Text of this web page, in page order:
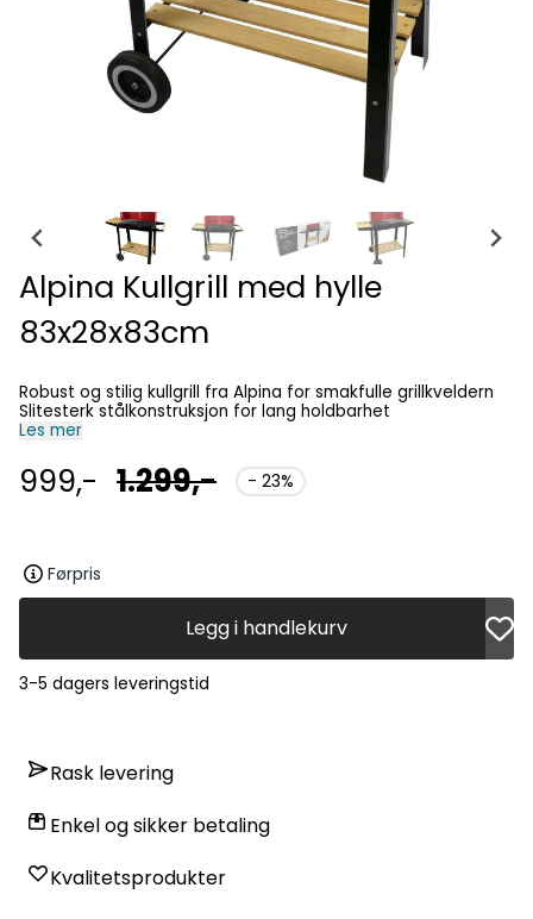
Alpina Kullgrill med hylle
83x28x83cm
Robust og stilig kullgrill fra Alpina for smakfulle grillkveldern
Slitesterk stålkonstruksjon for lang holdbarhet
Les mer
999,- 1.299,- - 23%
Førpris
Legg i handlekurv
3-5 dagers leveringstid
Rask levering
Enkel og sikker betaling
Kvalitetsprodukter